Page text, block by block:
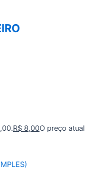
R$ 8,00O preço atual